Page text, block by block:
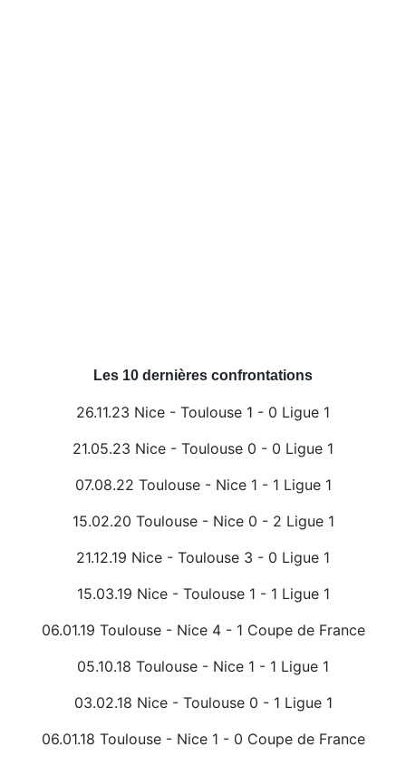
Les 10 dernières confrontations
26.11.23 Nice - Toulouse 1 - 0 Ligue 1
21.05.23 Nice - Toulouse 0 - 0 Ligue 1
07.08.22 Toulouse - Nice 1 - 1 Ligue 1
15.02.20 Toulouse - Nice 0 - 2 Ligue 1
21.12.19 Nice - Toulouse 3 - 0 Ligue 1
15.03.19 Nice - Toulouse 1 - 1 Ligue 1
06.01.19 Toulouse - Nice 4 - 1 Coupe de France
05.10.18 Toulouse - Nice 1 - 1 Ligue 1
03.02.18 Nice - Toulouse 0 - 1 Ligue 1
06.01.18 Toulouse - Nice 1 - 0 Coupe de France